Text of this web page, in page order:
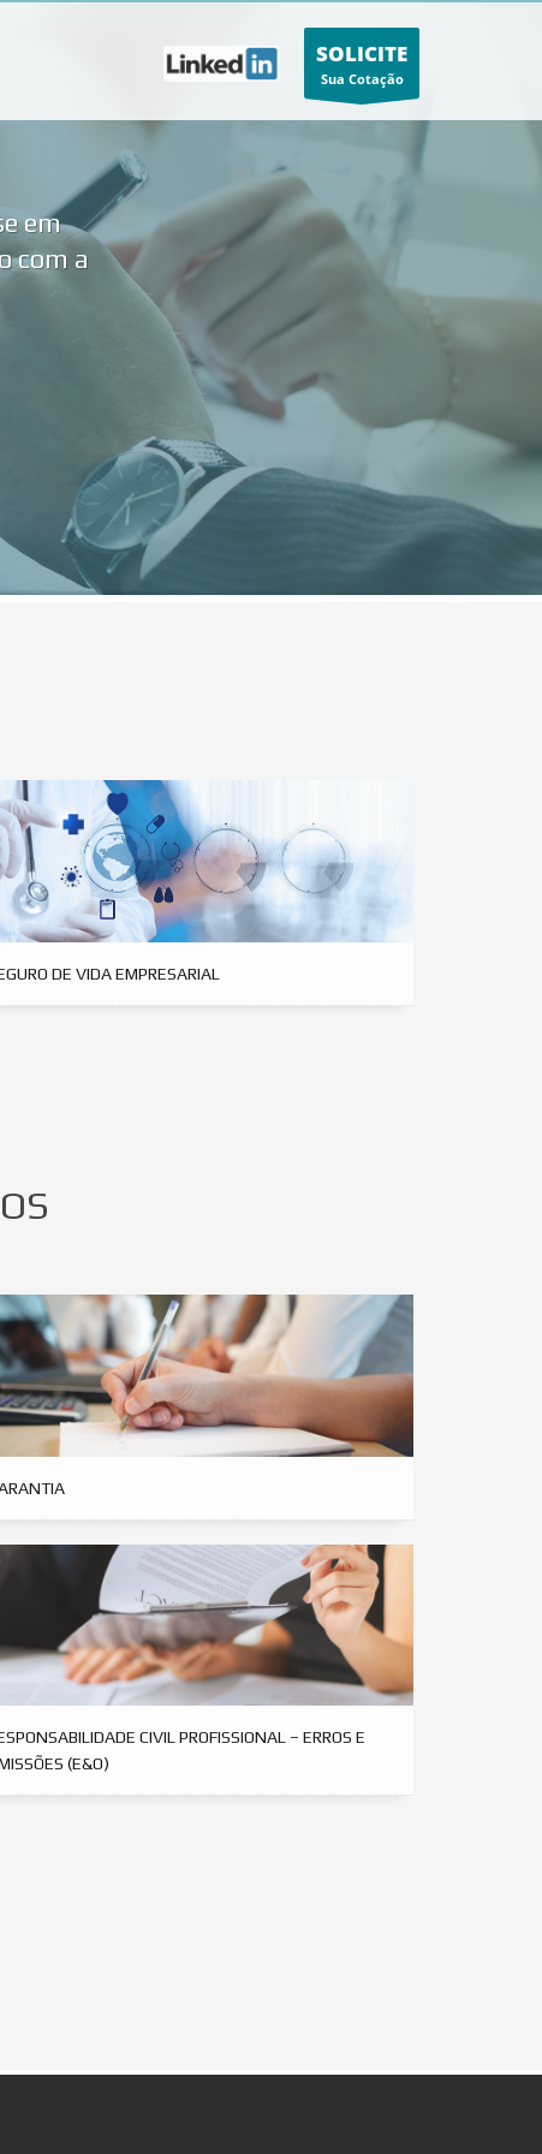
SOLICITE
Sua Cotação
em
com a
DE VIDA EMPRESARIAL
CIVIL PROFISSIONAL – ERROS E
(E&O)